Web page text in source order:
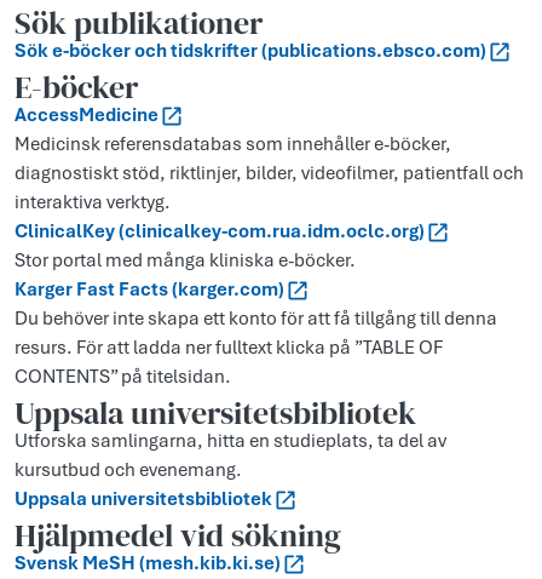
Sök publikationer
Sök e-böcker och tidskrifter (publications.ebsco.com)
E-böcker
AccessMedicine
Medicinsk referensdatabas som innehåller e-böcker,
diagnostiskt stöd, riktlinjer, bilder, videofilmer, patientfall och
interaktiva verktyg.
ClinicalKey (clinicalkey-com.rua.idm.oclc.org)
Stor portal med många kliniska e-böcker.
Karger Fast Facts (karger.com)
Du behöver inte skapa ett konto för att få tillgång till denna
resurs. För att ladda ner fulltext klicka på ”TABLE OF
CONTENTS” på titelsidan.
Uppsala universitetsbibliotek
Utforska samlingarna, hitta en studieplats, ta del av
kursutbud och evenemang.
Uppsala universitetsbibliotek
Hjälpmedel vid sökning
Svensk MeSH (mesh.kib.ki.se)